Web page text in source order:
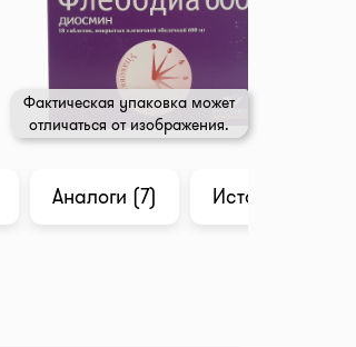
Фактическая упаковка может
отличаться от изображения.
Аналоги (7) История цены